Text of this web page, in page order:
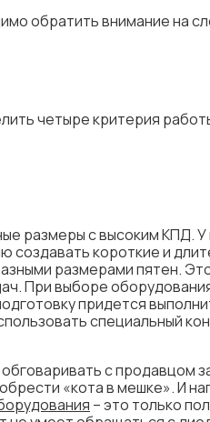
обратить внимание на
четыре критерия
размеры с высоким КПД.
короткие и
размерами пятен.
При выборе
придется
специальный
с продавцом
«кота в мешке». И
– это только